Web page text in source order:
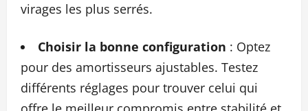
virages les plus serrés.
Choisir la bonne configuration : Optez
pour des amortisseurs ajustables. Testez
différents réglages pour trouver celui qui